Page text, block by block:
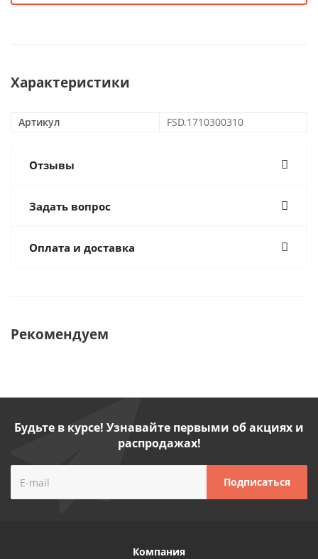
Характеристики
Артикул FSD.1710300310
Отзывы
Задать вопрос
Оплата и доставка
Рекомендуем
Будьте в курсе! Узнавайте первыми об акциях и
распродажах!
Компания